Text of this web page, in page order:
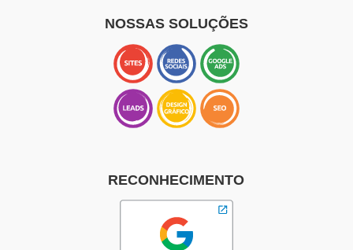
NOSSAS SOLUÇÕES
RECONHECIMENTO